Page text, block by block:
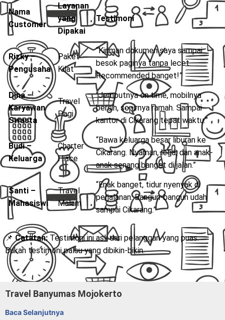
Nama
Customer
Layanan
yang
Dipakai
Testimoni
Rizky –
Pengusaha
Paket
Kilat
“Kiriman dokumen saya sampai
besok paginya tanpa lecet.
Recommended banget!”
Dina –
Karyawan
Swasta
Travel
Pagi
“Jemputnya on time, mobilnya
bersih, sopirnya ramah. Sampai
kantor di Cikarang tepat waktu.”
Budi –
Keluarga
Charter
Hiace
“Bawa keluarga besar liburan ke
Cikarang. Nyaman, lega, dan anak-
anak senang banget di jalan.”
Santi –
Mahasiswi
Travel
Malam
“Enak banget, tidur nyenyak di
perjalanan. Bangun-bangun udah
sampai Cikarang.”
📌 Catatan: Testimoni ini asli dari pelanggan yang puas.
Bukan testimoni palsu yang dibikin-bikin.
Travel Banyumas Mojokerto
Baca Selanjutnya